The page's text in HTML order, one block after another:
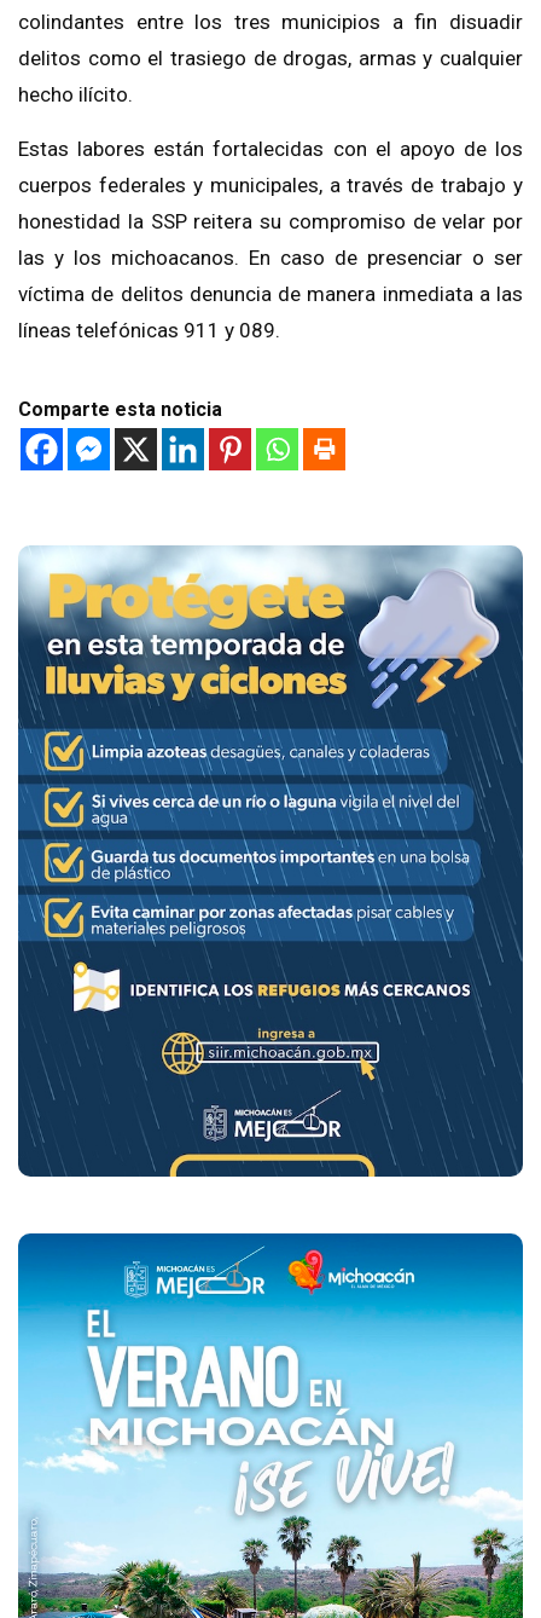
colindantes entre los tres municipios a fin disuadir
delitos como el trasiego de drogas, armas y cualquier
hecho ilícito.
Estas labores están fortalecidas con el apoyo de los
cuerpos federales y municipales, a través de trabajo y
honestidad la SSP reitera su compromiso de velar por
las y los michoacanos. En caso de presenciar o ser
víctima de delitos denuncia de manera inmediata a las
líneas telefónicas 911 y 089.
Comparte esta noticia